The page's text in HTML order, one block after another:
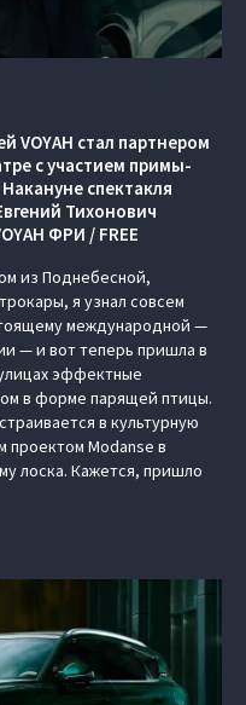
VOYAH стал партнером
с участием примы-
спектакля
Тихонович
ФРИ / FREE
из Поднебесной,
я узнал совсем
международной —
— и вот теперь пришла в
эффектные
в форме парящей птицы.
в культурную
проектом Modanse в
лоска. Кажется, пришло